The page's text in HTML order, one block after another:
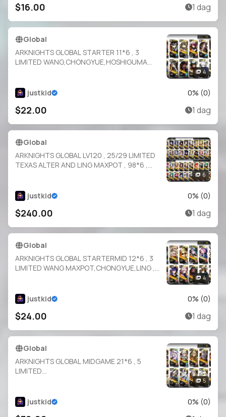
$16.00 1 dag
Global
ARKNIGHTS GLOBAL STARTER 11*6 , 3
LIMITED WANG,CHONGYUE,HOSHIGUMA
4
justkid 0% (0)
$22.00 1 dag
Global
ARKNIGHTS GLOBAL LV120 , 25/29 LIMITED
TEXAS ALTER AND LING MAXPOT , 98*6 ,
6
justkid 0% (0)
$240.00 1 dag
Global
ARKNIGHTS GLOBAL STARTERMID 12*6 , 3
LIMITED WANG MAXPOT,CHONGYUE,LING ,
RAN,IFRIT,ASTGENE ALTER,CROWNSLAYER
4
justkid 0% (0)
$24.00 1 dag
Global
ARKNIGHTS GLOBAL MIDGAME 21*6 , 5
LIMITED
ALTER,NECRASS,ULPIANUS,NASTI,INES,KAL
TSIT,BAGPIPE,LIN,POZEMKA
5
justkid 0% (0)